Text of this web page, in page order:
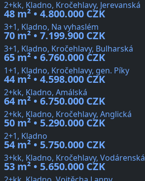
2+kk, Kladno, Kročehlavy, Jerevanská
48 m² • 4.800.000 CZK
3+1, Kladno, Na vyhaslém
70 m² • 7.199.900 CZK
3+1, Kladno, Kročehlavy, Bulharská
65 m² • 6.760.000 CZK
1+1, Kladno, Kročehlavy, gen. Píky
44 m² • 4.598.000 CZK
2+kk, Kladno, Amálská
64 m² • 6.750.000 CZK
2+kk, Kladno, Kročehlavy, Anglická
50 m² • 5.290.000 CZK
2+1, Kladno
54 m² • 5.750.000 CZK
3+kk, Kladno, Kročehlavy, Vodárenská
53 m² • 5.650.000 CZK